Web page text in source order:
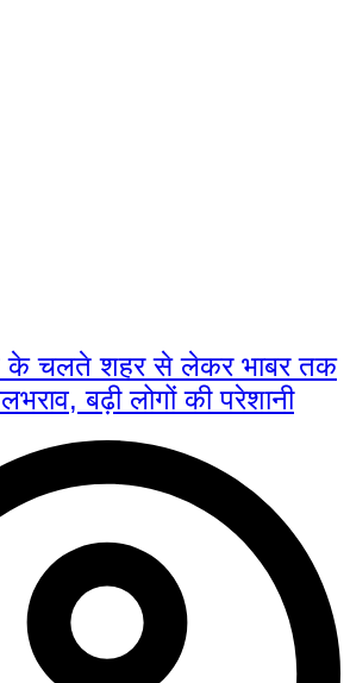
के चलते शहर से लेकर भाबर तक
बढ़ी लोगों की परेशानी